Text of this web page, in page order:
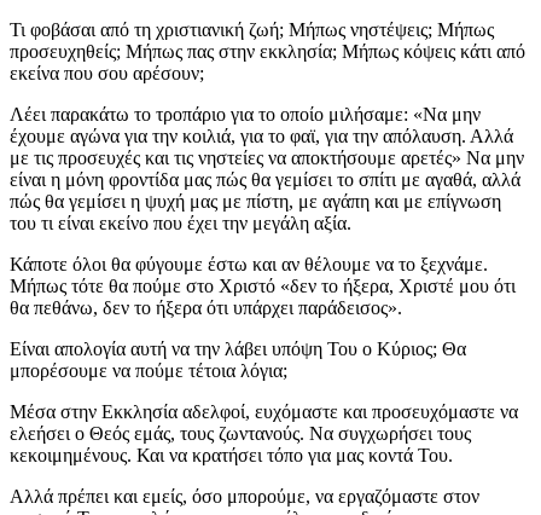
Τι φοβάσαι από τη χριστιανική ζωή; Μήπως νηστέψεις; Μήπως
προσευχηθείς; Μήπως πας στην εκκλησία; Μήπως κόψεις κάτι από
εκείνα που σου αρέσουν;
Λέει παρακάτω το τροπάριο για το οποίο μιλήσαμε: «Να μην
έχουμε αγώνα για την κοιλιά, για το φαϊ, για την απόλαυση. Αλλά
με τις προσευχές και τις νηστείες να αποκτήσουμε αρετές» Να μην
είναι η μόνη φροντίδα μας πώς θα γεμίσει το σπίτι με αγαθά, αλλά
πώς θα γεμίσει η ψυχή μας με πίστη, με αγάπη και με επίγνωση
του τι είναι εκείνο που έχει την μεγάλη αξία.
Κάποτε όλοι θα φύγουμε έστω και αν θέλουμε να το ξεχνάμε.
Μήπως τότε θα πούμε στο Χριστό «δεν το ήξερα, Χριστέ μου ότι
θα πεθάνω, δεν το ήξερα ότι υπάρχει παράδεισος».
Είναι απολογία αυτή να την λάβει υπόψη Του ο Κύριος; Θα
μπορέσουμε να πούμε τέτοια λόγια;
Μέσα στην Εκκλησία αδελφοί, ευχόμαστε και προσευχόμαστε να
ελεήσει ο Θεός εμάς, τους ζωντανούς. Να συγχωρήσει τους
κεκοιμημένους. Και να κρατήσει τόπο για μας κοντά Του.
Αλλά πρέπει και εμείς, όσο μπορούμε, να εργαζόμαστε στον